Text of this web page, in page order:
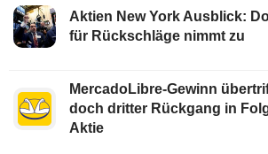
Aktien New York Ausblick:
für Rückschläge nimmt zu
MercadoLibre-Gewinn
doch dritter Rückgang in
Aktie